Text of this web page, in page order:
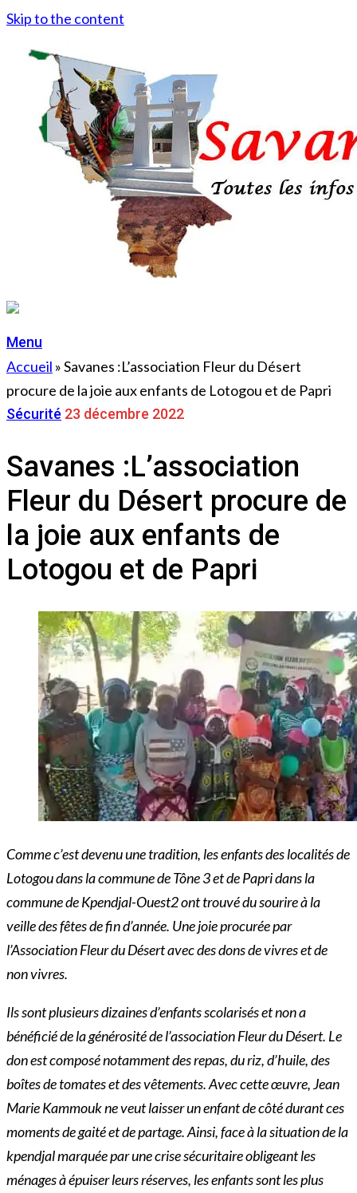
Skip to the content
Menu
Accueil »Savanes :L’association Fleur du Désert
procure de la joie aux enfants de Lotogou et de Papri
Sécurité 23 décembre 2022
Savanes :L’association
Fleur du Désert procure de
la joie aux enfants de
Lotogou et de Papri
Comme c’est devenu une tradition, les enfants des localités de
Lotogou dans la commune de Tône 3 et de Papri dans la
commune de Kpendjal-Ouest2 ont trouvé du sourire à la
veille des fêtes de fin d’année. Une joie procurée par
l’Association Fleur du Désert avec des dons de vivres et de
non vivres.
Ils sont plusieurs dizaines d’enfants scolarisés et non a
bénéficié de la générosité de l’association Fleur du Désert. Le
don est composé notamment des repas, du riz, d’huile, des
boîtes de tomates et des vêtements. Avec cette œuvre, Jean
Marie Kammouk ne veut laisser un enfant de côté durant ces
moments de gaité et de partage. Ainsi, face à la situation de la
kpendjal marquée par une crise sécuritaire obligeant les
ménages à épuiser leurs réserves, les enfants sont les plus